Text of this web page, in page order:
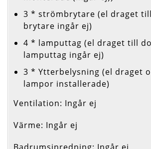
3 * strömbrytare (el draget
brytare ingår ej)
4 * lamputtag (el draget till
lamputtag ingår ej)
3 * Ytterbelysning (el draget
lampor installerade)
Ventilation: Ingår ej
Värme: Ingår ej